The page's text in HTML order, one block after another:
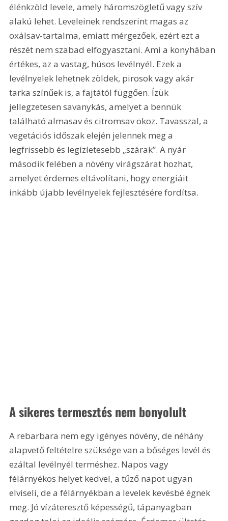
élénkzöld levele, amely háromszögletű vagy szív
alakú lehet. Leveleinek rendszerint magas az
oxálsav-tartalma, emiatt mérgezőek, ezért ezt a
részét nem szabad elfogyasztani. Ami a konyhában
értékes, az a vastag, húsos levélnyél. Ezek a
levélnyelek lehetnek zöldek, pirosok vagy akár
tarka színűek is, a fajtától függően. Ízük
jellegzetesen savanykás, amelyet a bennük
található almasav és citromsav okoz. Tavasszal, a
vegetációs időszak elején jelennek meg a
legfrissebb és legízletesebb „szárak”. A nyár
második felében a növény virágszárat hozhat,
amelyet érdemes eltávolítani, hogy energiáit
inkább újabb levélnyelek fejlesztésére fordítsa.
A sikeres termesztés nem bonyolult
A rebarbara nem egy igényes növény, de néhány
alapvető feltételre szüksége van a bőséges levél és
ezáltal levélnyél terméshez. Napos vagy
félárnyékos helyet kedvel, a tűző napot ugyan
elviseli, de a félárnyékban a levelek kevésbé égnek
meg. Jó vízáteresztő képességű, tápanyagban